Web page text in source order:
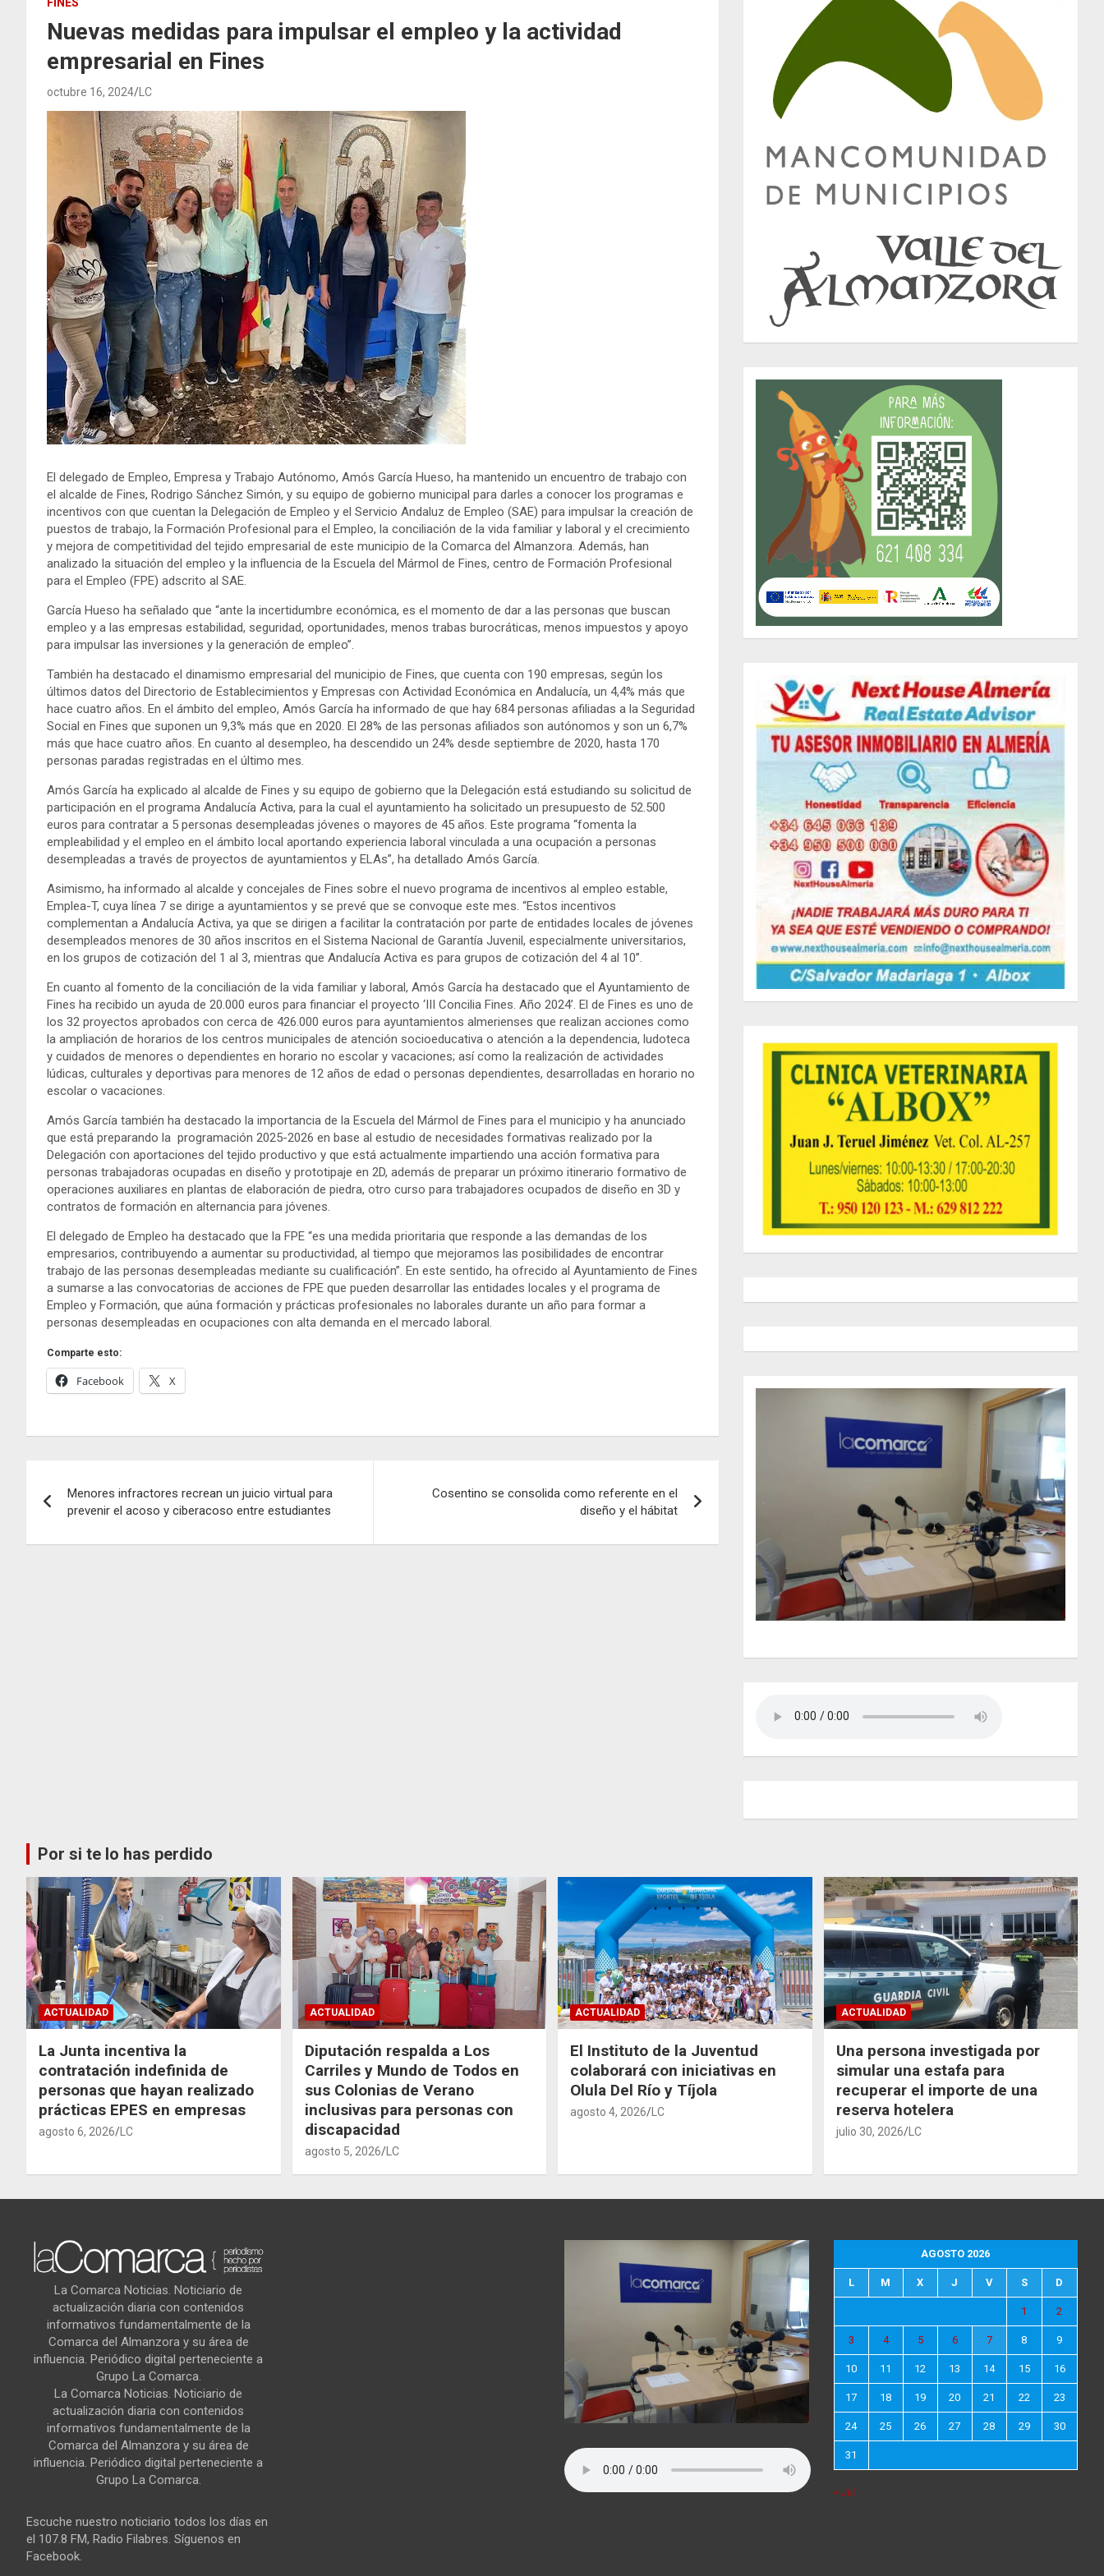
FINES
Nuevas medidas para impulsar el empleo y la actividad
empresarial en Fines
octubre 16, 2024 LC
El delegado de Empleo, Empresa y Trabajo Autónomo, Amós García Hueso, ha mantenido un encuentro de trabajo con
el alcalde de Fines, Rodrigo Sánchez Simón, y su equipo de gobierno municipal para darles a conocer los programas e
incentivos con que cuentan la Delegación de Empleo y el Servicio Andaluz de Empleo (SAE) para impulsar la creación de
puestos de trabajo, la Formación Profesional para el Empleo, la conciliación de la vida familiar y laboral y el crecimiento
y mejora de competitividad del tejido empresarial de este municipio de la Comarca del Almanzora. Además, han
analizado la situación del empleo y la influencia de la Escuela del Mármol de Fines, centro de Formación Profesional
para el Empleo (FPE) adscrito al SAE.
García Hueso ha señalado que “ante la incertidumbre económica, es el momento de dar a las personas que buscan
empleo y a las empresas estabilidad, seguridad, oportunidades, menos trabas burocráticas, menos impuestos y apoyo
para impulsar las inversiones y la generación de empleo”.
También ha destacado el dinamismo empresarial del municipio de Fines, que cuenta con 190 empresas, según los
últimos datos del Directorio de Establecimientos y Empresas con Actividad Económica en Andalucía, un 4,4% más que
hace cuatro años. En el ámbito del empleo, Amós García ha informado de que hay 684 personas afiliadas a la Seguridad
Social en Fines que suponen un 9,3% más que en 2020. El 28% de las personas afiliados son autónomos y son un 6,7%
más que hace cuatro años. En cuanto al desempleo, ha descendido un 24% desde septiembre de 2020, hasta 170
personas paradas registradas en el último mes.
Amós García ha explicado al alcalde de Fines y su equipo de gobierno que la Delegación está estudiando su solicitud de
participación en el programa Andalucía Activa, para la cual el ayuntamiento ha solicitado un presupuesto de 52.500
euros para contratar a 5 personas desempleadas jóvenes o mayores de 45 años. Este programa “fomenta la
empleabilidad y el empleo en el ámbito local aportando experiencia laboral vinculada a una ocupación a personas
desempleadas a través de proyectos de ayuntamientos y ELAs”, ha detallado Amós García.
Asimismo, ha informado al alcalde y concejales de Fines sobre el nuevo programa de incentivos al empleo estable,
Emplea-T, cuya línea 7 se dirige a ayuntamientos y se prevé que se convoque este mes. “Estos incentivos
complementan a Andalucía Activa, ya que se dirigen a facilitar la contratación por parte de entidades locales de jóvenes
desempleados menores de 30 años inscritos en el Sistema Nacional de Garantía Juvenil, especialmente universitarios,
en los grupos de cotización del 1 al 3, mientras que Andalucía Activa es para grupos de cotización del 4 al 10”.
En cuanto al fomento de la conciliación de la vida familiar y laboral, Amós García ha destacado que el Ayuntamiento de
Fines ha recibido un ayuda de 20.000 euros para financiar el proyecto ‘III Concilia Fines. Año 2024’. El de Fines es uno de
los 32 proyectos aprobados con cerca de 426.000 euros para ayuntamientos almerienses que realizan acciones como
la ampliación de horarios de los centros municipales de atención socioeducativa o atención a la dependencia, ludoteca
y cuidados de menores o dependientes en horario no escolar y vacaciones; así como la realización de actividades
lúdicas, culturales y deportivas para menores de 12 años de edad o personas dependientes, desarrolladas en horario no
escolar o vacaciones.
Amós García también ha destacado la importancia de la Escuela del Mármol de Fines para el municipio y ha anunciado
que está preparando la programación 2025-2026 en base al estudio de necesidades formativas realizado por la
Delegación con aportaciones del tejido productivo y que está actualmente impartiendo una acción formativa para
personas trabajadoras ocupadas en diseño y prototipaje en 2D, además de preparar un próximo itinerario formativo de
operaciones auxiliares en plantas de elaboración de piedra, otro curso para trabajadores ocupados de diseño en 3D y
contratos de formación en alternancia para jóvenes.
El delegado de Empleo ha destacado que la FPE “es una medida prioritaria que responde a las demandas de los
empresarios, contribuyendo a aumentar su productividad, al tiempo que mejoramos las posibilidades de encontrar
trabajo de las personas desempleadas mediante su cualificación”. En este sentido, ha ofrecido al Ayuntamiento de Fines
a sumarse a las convocatorias de acciones de FPE que pueden desarrollar las entidades locales y el programa de
Empleo y Formación, que aúna formación y prácticas profesionales no laborales durante un año para formar a
personas desempleadas en ocupaciones con alta demanda en el mercado laboral.
Comparte esto:
Facebook X
de
entradas
Menores infractores recrean un juicio virtual para
prevenir el acoso y ciberacoso entre estudiantes
Cosentino se consolida como referente en el
diseño y el hábitat
Por si te lo has perdido
ACTUALIDAD
La Junta incentiva la
contratación indefinida de
personas que hayan realizado
prácticas EPES en empresas
agosto 6, 2026 LC
ACTUALIDAD
Diputación respalda a Los
Carriles y Mundo de Todos en
sus Colonias de Verano
inclusivas para personas con
discapacidad
agosto 5, 2026 LC
ACTUALIDAD
El Instituto de la Juventud
colaborará con iniciativas en
Olula Del Río y Tíjola
agosto 4, 2026 LC
ACTUALIDAD
Una persona investigada por
simular una estafa para
recuperar el importe de una
reserva hotelera
julio 30, 2026 LC
La Comarca Noticias. Noticiario de
actualización diaria con contenidos
informativos fundamentalmente de la
Comarca del Almanzora y su área de
influencia. Periódico digital perteneciente a
Grupo La Comarca.
La Comarca Noticias. Noticiario de
actualización diaria con contenidos
informativos fundamentalmente de la
Comarca del Almanzora y su área de
influencia. Periódico digital perteneciente a
Grupo La Comarca.
Escuche nuestro noticiario todos los días en
el 107.8 FM, Radio Filabres. Síguenos en
Facebook.
AGOSTO 2026
L M X J V S D
1 2
3 4 5 6 7 8 9
10 11 12 13 14 15 16
17 18 19 20 21 22 23
24 25 26 27 28 29 30
31
« Jul